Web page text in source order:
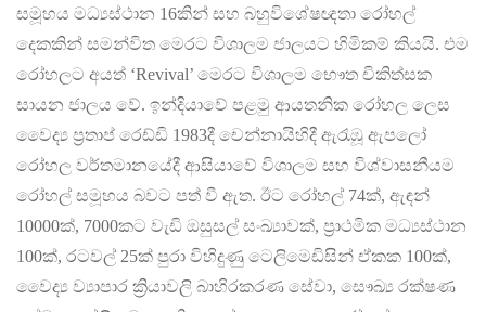
සමූහය මධ්‍යස්ථාන 16කින් සහ බහුවිශේෂඥතා රෝහල්
දෙකකින් සමන්විත මෙරට විශාලම ජාලයට හිමිකම් කියයි. එම
රෝහලට අයත් ‘Revival’ මෙරට විශාලම භෞත චිකිත්සක
සායන ජාලය වේ. ඉන්දියාවේ පළමු ආයතනික රෝහල ලෙස
වෛද්‍ය ප්‍රතාප් රෙඩ්ඩි 1983දී චෙන්නායිහිදී ඇරැඹූ ඇපලෝ
රෝහල වර්තමානයේදී ආසියාවේ විශාලම සහ විශ්වාසනීයම
රෝහල් සමූහය බවට පත් වී ඇත. ඊට රෝහල් 74ක්, ඇඳන්
10000ක්, 7000කට වැඩි ඔසුසල් සංඛ්‍යාවක්, ප්‍රාථමික මධ්‍යස්ථාන
100ක්, රටවල් 25ක් පුරා විහිදුණු ටෙලිමෙඩිසින් ඒකක 100ක්,
වෛද්‍ය ව්‍යාපාර ක්‍රියාවලි බාහිරකරණ සේවා, සෞඛ්‍ය රක්ෂණ